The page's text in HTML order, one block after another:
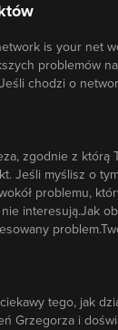
is your net
problemów
chodzi o
zgodnie z
Jeśli myślisz o
problemu,
interesują.Jak
tego, jak
Grzegorza i